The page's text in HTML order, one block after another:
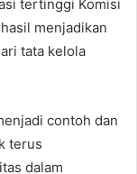
tertinggi Komisi
menjadikan
tata kelola
contoh dan
terus
dalam